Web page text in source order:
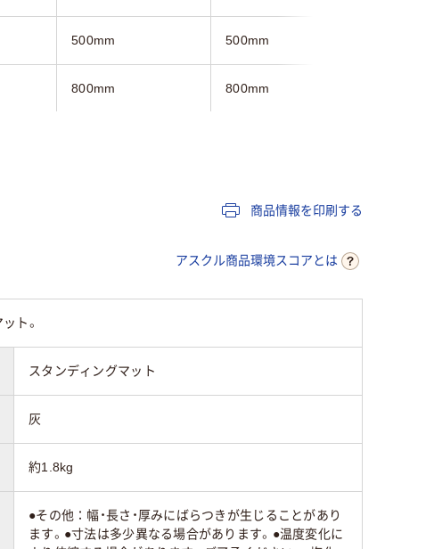
500mm 500mm
800mm 800mm
100% 裏地=ポリエス
商品情報を印刷する
アスクル商品環境スコアとは
ト。
スタンディングマット
灰
約1.8kg
●その他：幅・長さ・厚みにばらつきが生じることがあり
ます。●寸法は多少異なる場合があります。●温度変化に